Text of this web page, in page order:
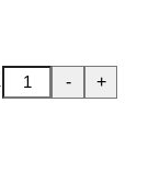
-
+